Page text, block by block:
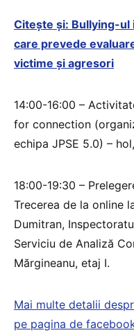
Citește și: Bullying-ul
care prevede
victime și agresori
14:00-16:00 –
for connection
echipa JPSE 5.0) –
18:00-19:30 –
Trecerea de la online
Dumitran,
Serviciu de Analiză
Mărgineanu, etaj I.
Mai multe detalii
pe pagina de